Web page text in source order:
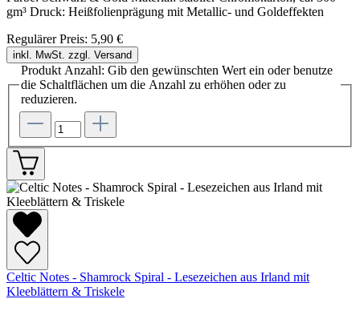
gm³ Druck: Heißfolienprägung mit Metallic- und Goldeffekten
Regulärer Preis: 5,90 €
inkl. MwSt. zzgl. Versand
Produkt Anzahl: Gib den gewünschten Wert ein oder benutze
die Schaltflächen um die Anzahl zu erhöhen oder zu
reduzieren.
Celtic Notes - Shamrock Spiral - Lesezeichen aus Irland mit
Kleeblättern & Triskele